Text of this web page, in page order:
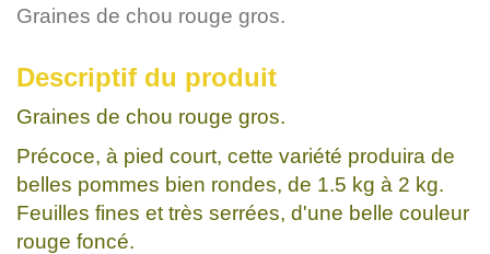
Graines de chou rouge gros.
Descriptif du produit
Graines de chou rouge gros.
Précoce, à pied court, cette variété produira de
belles pommes bien rondes, de 1.5 kg à 2 kg.
Feuilles fines et très serrées, d'une belle couleur
rouge foncé.